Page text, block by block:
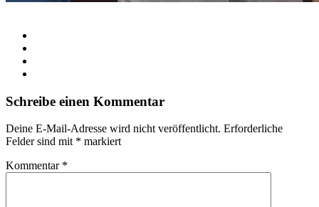
Schreibe einen Kommentar
Deine E-Mail-Adresse wird nicht veröffentlicht. Erforderliche
Felder sind mit * markiert
Kommentar *